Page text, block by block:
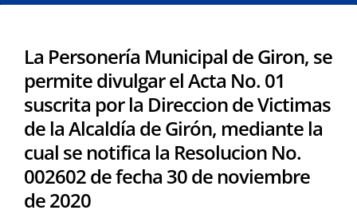
La Personería Municipal de Giron, se
permite divulgar el Acta No. 01
suscrita por la Direccion de Victimas
de la Alcaldía de Girón, mediante la
cual se notifica la Resolucion No.
002602 de fecha 30 de noviembre
de 2020